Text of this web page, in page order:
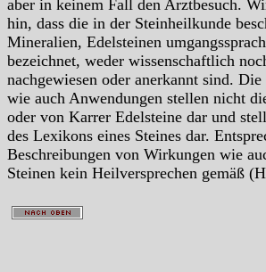
aber in keinem Fall den Arztbesuch.
hin, dass die in der Steinheilkunde
Mineralien, Edelsteinen
bezeichnet, weder wissenschaftlich
nachgewiesen oder anerkannt sind.
wie auch Anwendungen stellen nicht
oder von Karrer Edelsteine dar und
des Lexikons eines Steines dar.
Beschreibungen von Wirkungen wie
Steinen kein Heilversprechen gemäß